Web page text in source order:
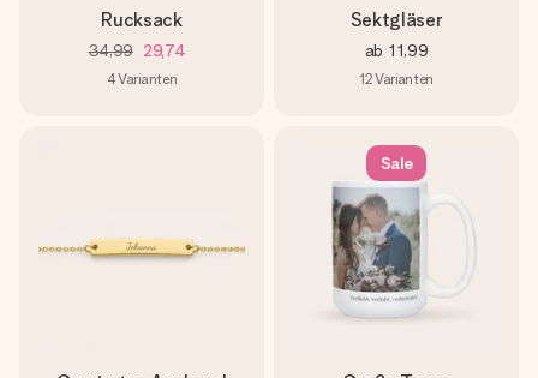
Rucksack
34,99 29,74
4Varianten
Sektgläser
ab 11,99
12Varianten
Sale